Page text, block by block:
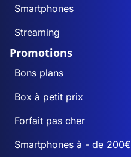
Smartphones
Streaming
Promotions
Bons plans
Box à petit prix
Forfait pas cher
Smartphones à - de 200€